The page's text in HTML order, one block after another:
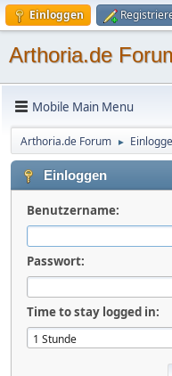
Einloggen
Arthoria.de
Mobile Main Menu
Arthoria.de Forum ►
Einloggen
Benutzername:
Passwort:
Time to stay logged in: